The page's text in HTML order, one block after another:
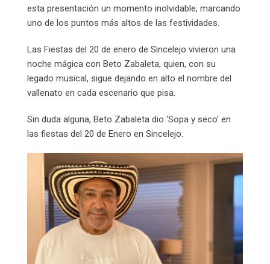
esta presentación un momento inolvidable, marcando
uno de los puntos más altos de las festividades.
Las Fiestas del 20 de enero de Sincelejo vivieron una
noche mágica con Beto Zabaleta, quien, con su
legado musical, sigue dejando en alto el nombre del
vallenato en cada escenario que pisa.
Sin duda alguna, Beto Zabaleta dio ‘Sopa y seco’ en
las fiestas del 20 de Enero en Sincelejo.